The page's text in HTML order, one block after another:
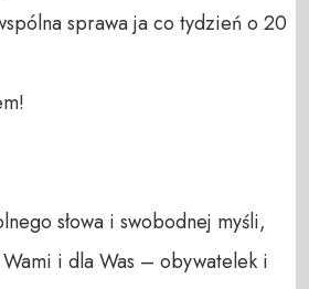
sprawa ja co tydzień o 20
słowa i swobodnej myśli,
i dla Was – obywatelek i